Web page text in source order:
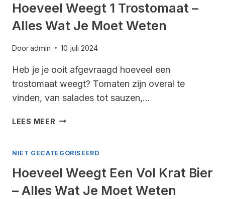
WAT
JE
WETEN
Hoeveel Weegt 1 Trostomaat –
Alles Wat Je Moet Weten
Dooradmin 10 juli 2024
Heb je je ooit afgevraagd hoeveel een
trostomaat weegt? Tomaten zijn overal te
vinden, van salades tot sauzen,…
LEES MEER HOEVEEL
TROSTOMAAT
ALLES
WAT
NIET GECATEGORISEERD
Hoeveel Weegt Een Vol Krat Bier
– Alles Wat Je Moet Weten